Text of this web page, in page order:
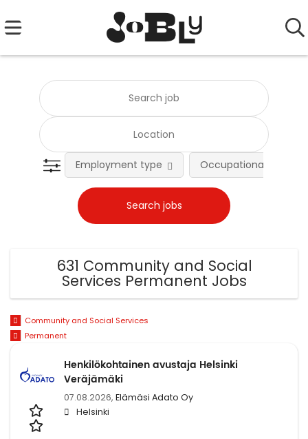
Employment type Occupational fields
631 Community and Social
Services Permanent Jobs
Community and Social Services
Permanent
Henkilökohtainen avustaja Helsinki
Veräjämäki
07.08.2026, Elämäsi Adato Oy
Helsinki